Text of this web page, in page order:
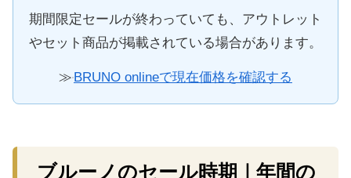
期間限定セールが終わっていても、アウトレット
やセット商品が掲載されている場合があります。
≫ BRUNO onlineで現在価格を確認する
ブルーノのセール時期｜年間の